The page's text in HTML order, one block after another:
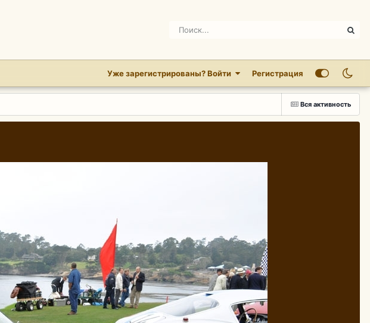
Уже зарегистрированы? Войти Регистрация
Вся активность